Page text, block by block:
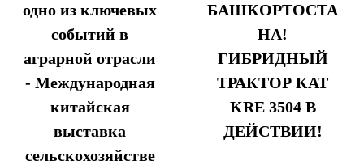
одно из ключевых
событий в
аграрной отрасли
- Международная
китайская
выставка
сельскохозяйстве
БАШКОРТОСТА
НА!
ГИБРИДНЫЙ
ТРАКТОР КАТ
KRE 3504 В
ДЕЙСТВИИ!